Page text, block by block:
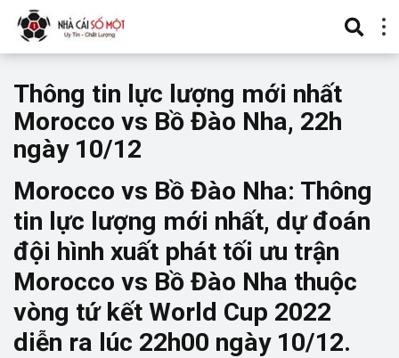
Thông tin lực lượng mới nhất
Morocco vs Bồ Đào Nha, 22h
ngày 10/12
Morocco vs Bồ Đào Nha: Thông
tin lực lượng mới nhất, dự đoán
đội hình xuất phát tối ưu trận
Morocco vs Bồ Đào Nha thuộc
vòng tứ kết World Cup 2022
diễn ra lúc 22h00 ngày 10/12.